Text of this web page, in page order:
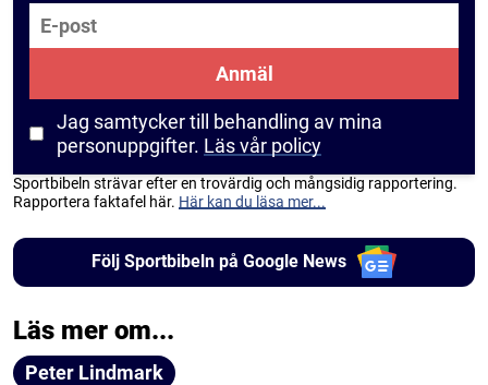
E-post
Anmäl
Jag samtycker till behandling av mina
personuppgifter. Läs vår policy
Sportbibeln strävar efter en trovärdig och mångsidig rapportering.
Rapportera faktafel här. Här kan du läsa mer...
Följ Sportbibeln på Google News
Läs mer om...
Peter Lindmark